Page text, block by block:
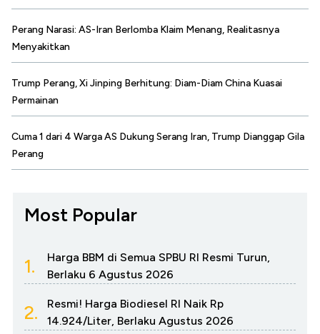
Perang Narasi: AS-Iran Berlomba Klaim Menang, Realitasnya
Menyakitkan
Trump Perang, Xi Jinping Berhitung: Diam-Diam China Kuasai
Permainan
Cuma 1 dari 4 Warga AS Dukung Serang Iran, Trump Dianggap Gila
Perang
Most Popular
1.
Harga BBM di Semua SPBU RI Resmi Turun,
Berlaku 6 Agustus 2026
2.
Resmi! Harga Biodiesel RI Naik Rp
14.924/Liter, Berlaku Agustus 2026